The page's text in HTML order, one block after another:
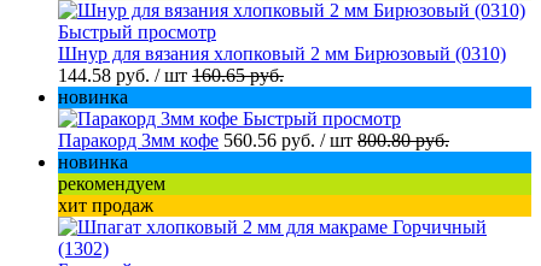
Быстрый просмотр
Шнур для вязания хлопковый 2 мм Бирюзовый (0310)
144.58 руб. / шт 160.65 руб.
новинка
Быстрый просмотр
Паракорд 3мм кофе 560.56 руб. / шт 800.80 руб.
новинка
рекомендуем
хит продаж